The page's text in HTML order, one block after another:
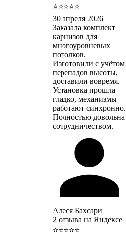
⭐⭐⭐⭐⭐
30 апреля 2026
Заказала комплект
карнизов для
многоуровневых
потолков.
Изготовили с учётом
перепадов высоты,
доставили вовремя.
Установка прошла
гладко, механизмы
работают синхронно.
Полностью довольна
сотрудничеством.
Алеся Бахсари
2 отзыва на Яндексе
⭐⭐⭐⭐⭐